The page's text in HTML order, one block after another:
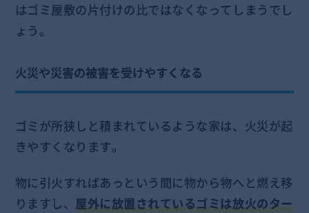
はゴミ屋敷の片付けの比ではなくなってしまうでし
ょう。
火災や災害の被害を受けやすくなる
ゴミが所狭しと積まれているような家は、火災が起
きやすくなります。
物に引火すればあっという間に物から物へと燃え移
りますし、屋外に放置されているゴミは放火のター